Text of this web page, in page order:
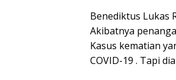
Benediktus Lukas
Akibatnya
Kasus kematian
COVID-19 . Tapi